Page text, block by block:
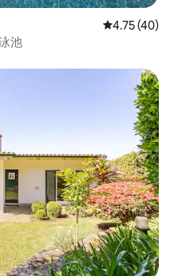
平均评分
4.75 (40)
池